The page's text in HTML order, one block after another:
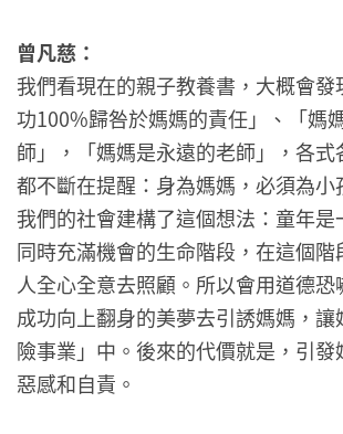
曾凡慈：
我們看現在的親子教養書，大概會
功100%歸咎於媽媽的責任」、「媽
師」，「媽媽是永遠的老師」，各式
都不斷在提醒：身為媽媽，必須為小
我們的社會建構了這個想法：童年是
同時充滿機會的生命階段，在這個階
人全心全意去照顧。所以會用道德
成功向上翻身的美夢去引誘媽媽，
險事業」中。後來的代價就是，引
惡感和自責。